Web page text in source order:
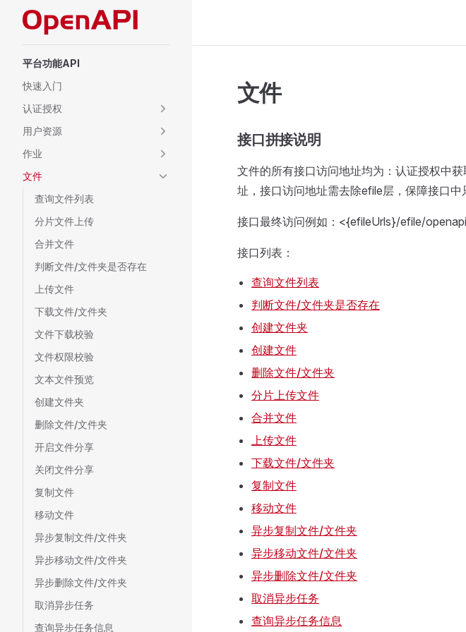
Skip to content
平台功能API
快速入门
认证授权
用户资源
作业
文件
查询文件列表
分片文件上传
合并文件
判断文件/文件夹是否存在
上传文件
下载文件/文件夹
文件下载校验
文件权限校验
文本文件预览
创建文件夹
删除文件/文件夹
开启文件分享
关闭文件分享
复制文件
移动文件
异步复制文件/文件夹
异步移动文件/文件夹
异步删除文件/文件夹
取消异步任务
查询异步任务信息
文件
接口拼接说明
文件的所有接口访问地址均为：认证授权中
址，接口访问地址需去除efile层，保障接口中
接口最终访问例如：<{efileUrls}/efile/
接口列表：
查询文件列表
判断文件/文件夹是否存在
创建文件夹
创建文件
删除文件/文件夹
分片上传文件
合并文件
上传文件
下载文件/文件夹
复制文件
移动文件
异步复制文件/文件夹
异步移动文件/文件夹
异步删除文件/文件夹
取消异步任务
查询异步任务信息